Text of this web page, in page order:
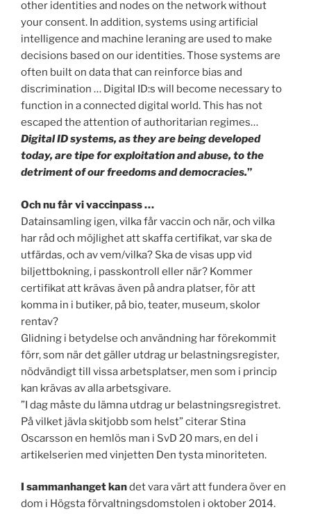
other identities and nodes on the network without
your consent. In addition, systems using artificial
intelligence and machine leraning are used to make
decisions based on our identities. Those systems are
often built on data that can reinforce bias and
discrimination … Digital ID:s will become necessary to
function in a connected digital world. This has not
escaped the attention of authoritarian regimes…
Digital ID systems, as they are being developed
today, are tipe for exploitation and abuse, to the
detriment of our freedoms and democracies.”
Och nu får vi vaccinpass …
Datainsamling igen, vilka får vaccin och när, och vilka
har råd och möjlighet att skaffa certifikat, var ska de
utfärdas, och av vem/vilka? Ska de visas upp vid
biljettbokning, i passkontroll eller när? Kommer
certifikat att krävas även på andra platser, för att
komma in i butiker, på bio, teater, museum, skolor
rentav?
Glidning i betydelse och användning har förekommit
förr, som när det gäller utdrag ur belastningsregister,
nödvändigt till vissa arbetsplatser, men som i princip
kan krävas av alla arbetsgivare.
”I dag måste du lämna utdrag ur belastningsregistret.
På vilket jävla skitjobb som helst” citerar Stina
Oscarsson en hemlös man i SvD 20 mars, en del i
artikelserien med vinjetten Den tysta minoriteten.
I sammanhanget kandet vara värt att fundera över en
dom i Högsta förvaltningsdomstolen i oktober 2014.